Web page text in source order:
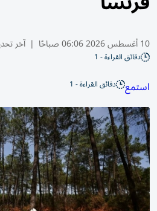
10 أغسطس 2026 06:06 صباحًا | آخر
دقائق القراءة - 1
استمع دقائق القراءة - 1